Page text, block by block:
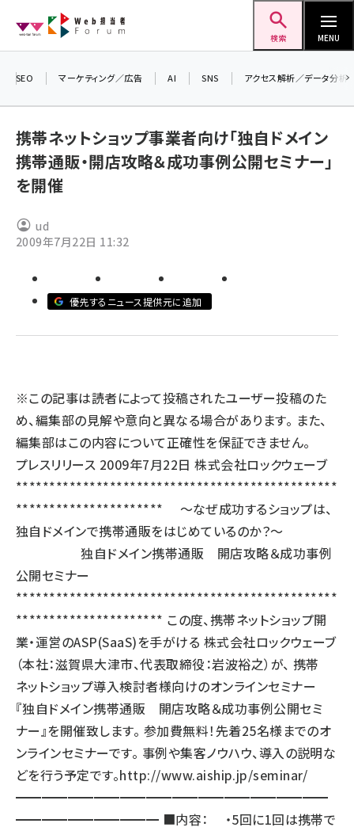
ン
検索 MENU
seo (3532)
youtube (2441)
セミナー (2310)
SEO マーケティング／広告 AI SNS アクセス解析／データ分析
携帯ネットショップ事業者向け「独自ドメイン
携帯通販・開店攻略＆成功事例公開セミナー」
を開催
ud
2009年7月22日 11:32
優先するニュース提供元に追加
※この記事は読者によって投稿されたユーザー投稿のた
め、編集部の見解や意向と異なる場合があります。 また、
編集部はこの内容について正確性を保証できません。
プレスリリース 2009年7月22日 株式会社ロックウェーブ
************************************************
********************** ～なぜ成功するショップは、
独自ドメインで携帯通販をはじめているのか？～
独自ドメイン携帯通販 開店攻略＆成功事例
公開セミナー
************************************************
********************** この度、携帯ネットショップ開
業・運営のASP(SaaS)を手がける 株式会社ロックウェーブ
（本社：滋賀県大津市、代表取締役：岩波裕之）が、 携帯
ネットショップ導入検討者様向けのオンラインセミナー
『独自ドメイン携帯通販 開店攻略＆成功事例公開セミ
ナー』を開催致します。 参加費無料！先着25名様までのオ
ンラインセミナーです。 事例や集客ノウハウ、導入の説明な
どを行う予定です。http://www.aiship.jp/seminar/
━━━━━━━━━━━━━━━━━━━━━━━━
━━━━━━━━━━━ ■内容： ・5回に1回は携帯で
＼